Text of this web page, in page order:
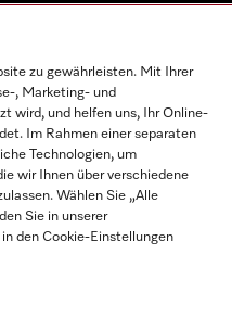
zu gewährleisten. Mit Ihrer
, Marketing- und
wird, und helfen uns, Ihr Online-
Im Rahmen einer separaten
Technologien, um
wir Ihnen über verschiedene
Wählen Sie „Alle
Sie in unserer
den Cookie-Einstellungen